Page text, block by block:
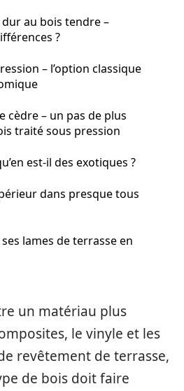
au bois tendre –
?
– l’option classique
cèdre – un pas de plus
traité sous pression
est-il des exotiques ?
dans presque tous
lames de terrasse en
un matériau plus
le vinyle et les
revêtement de terrasse,
de bois doit faire